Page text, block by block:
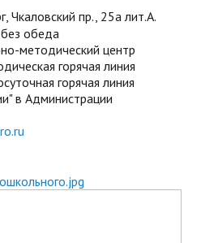
Чкаловский пр., 25а лит.А.
обеда
методический центр
горячая линия
горячая линия
в Администрации